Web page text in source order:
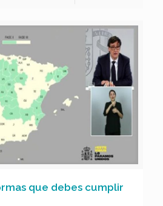
que debes cumplir